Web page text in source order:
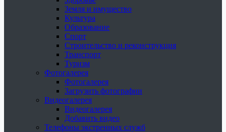
Земля и имущество
Культура
Образование
Спорт
Строительство и реконструкция
Транспорт
Туризм
Фотогалерея
Фотогалерея
Загрузить фотографии
Видеогалерея
Видеогалерея
Добавить видео
Телефоны экстренных служб